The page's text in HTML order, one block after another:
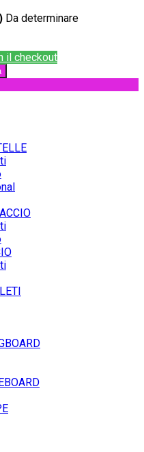
Da determinare
il checkout